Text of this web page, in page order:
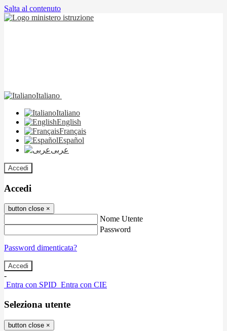
Salta al contenuto
Italiano
Italiano
English
Français
Español
عربى
Accedi
Accedi
button close ×
Nome Utente
Password
Password dimenticata?
-
Entra con SPID Entra con CIE
Seleziona utente
button close ×